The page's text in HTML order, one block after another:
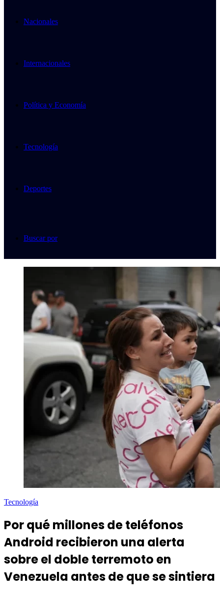
Nacionales
Internacionales
Política y Economía
Tecnología
Deportes
Buscar por
Tecnología
Por qué millones de teléfonos
Android recibieron una alerta
sobre el doble terremoto en
Venezuela antes de que se sintiera